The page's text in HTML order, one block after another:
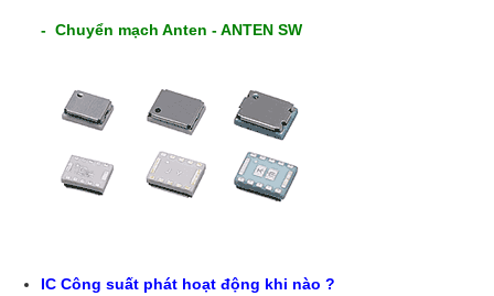
- Chuyển mạch Anten - ANTEN SW
IC Công suất phát hoạt động khi nào ?